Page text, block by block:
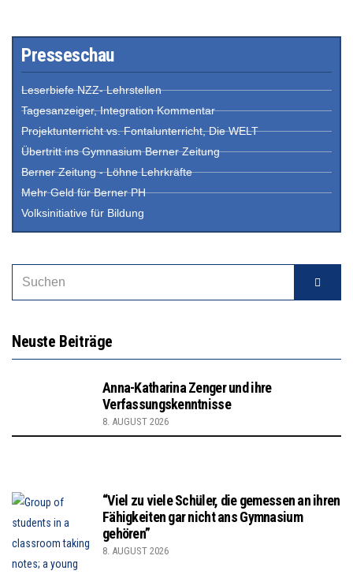
Presseschau
Leserbiefe NZZ- Lehrstellen
Tagesanzeiger, Integration Kommentar
Projektunterricht vs. Fontalunterricht, Die WELT
Übertritt ins Gymnasium Berner Zeitung
Berner Zeitung - Löhne Lehrkräfte
Mehr Geld für Berner PH
Volksinitiative für Bildung
Neuste Beiträge
Anna-Katharina Zenger und ihre
Verfassungskenntnisse
8. AUGUST 2026
“Viel zu viele Schüler, die gemessen an ihren
Fähigkeiten gar nicht ans Gymnasium
gehören”
8. AUGUST 2026